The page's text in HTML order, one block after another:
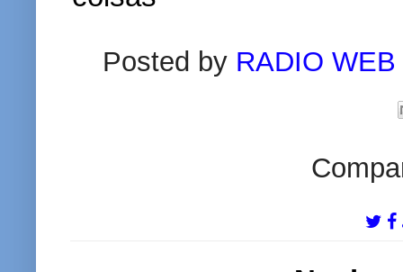
Posted by RADIO